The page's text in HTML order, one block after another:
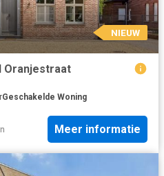
NIEUW
Oranjestraat
Geschakelde Woning
Meer informatie